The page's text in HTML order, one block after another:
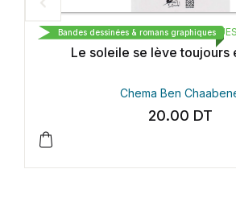
ÉDITIONS ARABESQUES
Le soleile se lève toujours
Chema Ben Chaabene
20.00DT
Bandes dessinées & romans graphiques